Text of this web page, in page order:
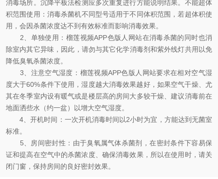
消毒场所。沉降平板法检测应多次重复进行方能说明结果。不能超体
积范围使用：消毒杀菌机不同型号适用于不同体积范围，若超体积使
用，会因杀菌浓度达不到有效标准而影响消毒效果。
2、单独使用：榴莲视频APP色版人网站在消毒杀菌的同时也消
除室内其它异味，因此，请勿与其它化学消毒剂和紫外线灯共用以免
降低臭氧杀菌浓度。
3、注意空气湿度：榴莲视频APP色版人网站要求在相对空气湿
度大于60%条件下使用，湿度越大消毒效果越好，如果空气干燥、尤
其在冬季室内设有暖气或是楼层高的房间大多较干燥、建议消毒前在
地面洒些水（约一盆）以增大空气湿度。
4、开机时间：一次开机消毒时间以2小时为宜，方能达到无菌室
标准。
5、房间密封性：由于臭氧属气体杀菌剂，在密封条件下容易保
证和提高在空气中的杀菌浓度、确保消毒效果，所以在使用时，请关
闭门窗，保持房间的良好密封效果。